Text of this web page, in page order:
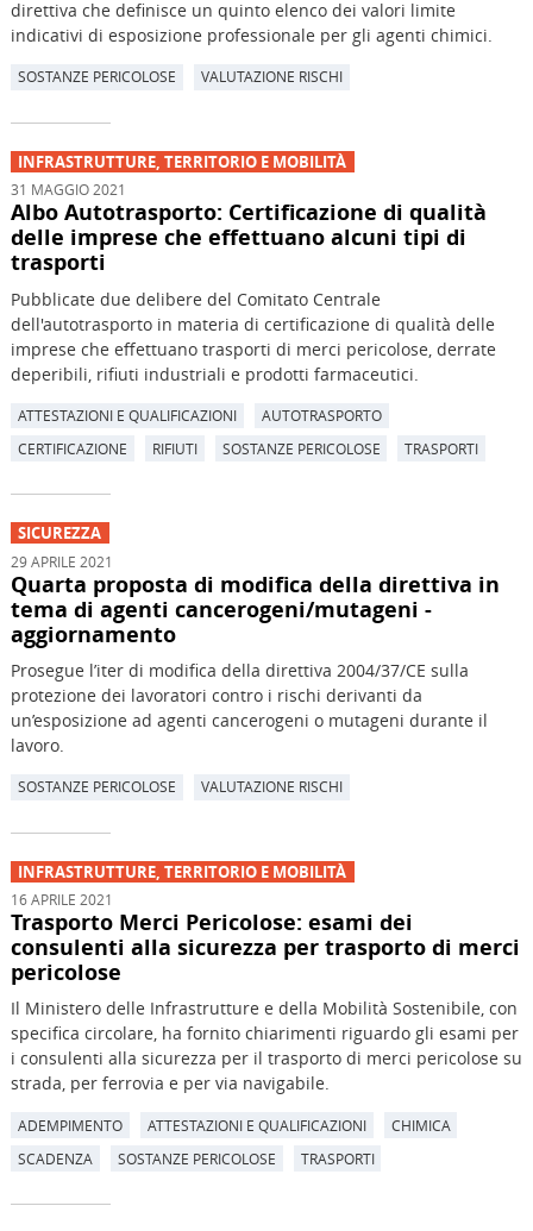
direttiva che definisce un quinto elenco dei valori limite
indicativi di esposizione professionale per gli agenti chimici.
SOSTANZE PERICOLOSE VALUTAZIONE RISCHI
INFRASTRUTTURE, TERRITORIO E MOBILITÀ
31 MAGGIO 2021
Albo Autotrasporto: Certificazione di qualità
delle imprese che effettuano alcuni tipi di
trasporti
Pubblicate due delibere del Comitato Centrale
dell'autotrasporto in materia di certificazione di qualità delle
imprese che effettuano trasporti di merci pericolose, derrate
deperibili, rifiuti industriali e prodotti farmaceutici.
ATTESTAZIONI E QUALIFICAZIONI
AUTOTRASPORTO
CERTIFICAZIONE
RIFIUTI SOSTANZE PERICOLOSE TRASPORTI
SICUREZZA
29 APRILE 2021
Quarta proposta di modifica della direttiva in
tema di agenti cancerogeni/mutageni -
aggiornamento
Prosegue l’iter di modifica della direttiva 2004/37/CE sulla
protezione dei lavoratori contro i rischi derivanti da
un’esposizione ad agenti cancerogeni o mutageni durante il
lavoro.
SOSTANZE PERICOLOSE VALUTAZIONE RISCHI
INFRASTRUTTURE, TERRITORIO E MOBILITÀ
16 APRILE 2021
Trasporto Merci Pericolose: esami dei
consulenti alla sicurezza per trasporto di merci
pericolose
Il Ministero delle Infrastrutture e della Mobilità Sostenibile, con
specifica circolare, ha fornito chiarimenti riguardo gli esami per
i consulenti alla sicurezza per il trasporto di merci pericolose su
strada, per ferrovia e per via navigabile.
ADEMPIMENTO ATTESTAZIONI E QUALIFICAZIONI
CHIMICA
SCADENZA
SOSTANZE PERICOLOSE TRASPORTI